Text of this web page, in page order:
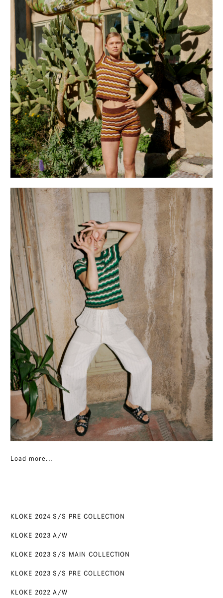
Load more...
KLOKE 2024 S/S PRE COLLECTION
KLOKE 2023 A/W
KLOKE 2023 S/S MAIN COLLECTION
KLOKE 2023 S/S PRE COLLECTION
KLOKE 2022 A/W